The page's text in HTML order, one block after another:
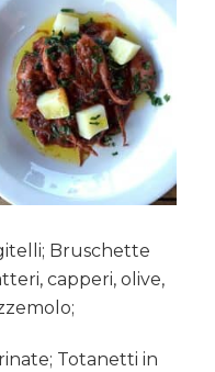
Bruschette
capperi, olive,
Totanetti in